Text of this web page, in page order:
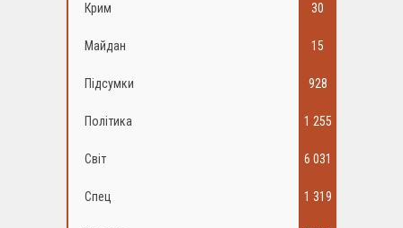
Крим 30
Майдан 15
Підсумки 928
Політика 1 255
Світ 6 031
Спец 1 319